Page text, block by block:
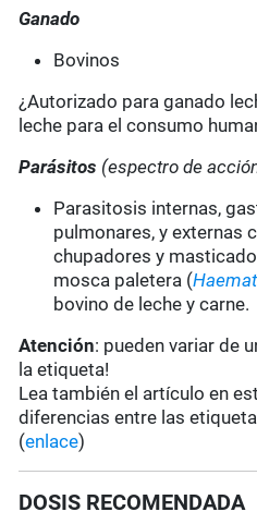
Ganado
Bovinos
¿Autorizado para ganado
leche para el consumo
Parásitos (espectro de
Parasitosis internas,
pulmonares, y externas
chupadores y
mosca paletera (
bovino de leche y carne.
Atención: pueden variar de
la etiqueta!
Lea también el artículo en
diferencias entre las
(enlace)
DOSIS RECOMENDADA